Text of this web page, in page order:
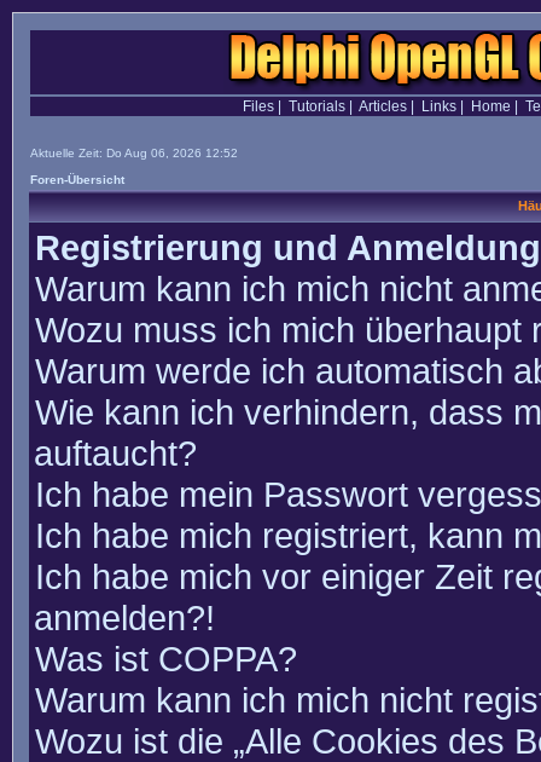
Files| Tutorials| Articles| Links| Home
Aktuelle Zeit: Do Aug 06, 2026 12:52
Foren-Übersicht
Registrierung und Anmeldung
Warum kann ich mich nicht
Wozu muss ich mich überhaupt
Warum werde ich automatisch
Wie kann ich verhindern, dass
auftaucht?
Ich habe mein Passwort
Ich habe mich registriert, kann
Ich habe mich vor einiger Zeit
anmelden?!
Was ist COPPA?
Warum kann ich mich nicht
Wozu ist die „Alle Cookies des